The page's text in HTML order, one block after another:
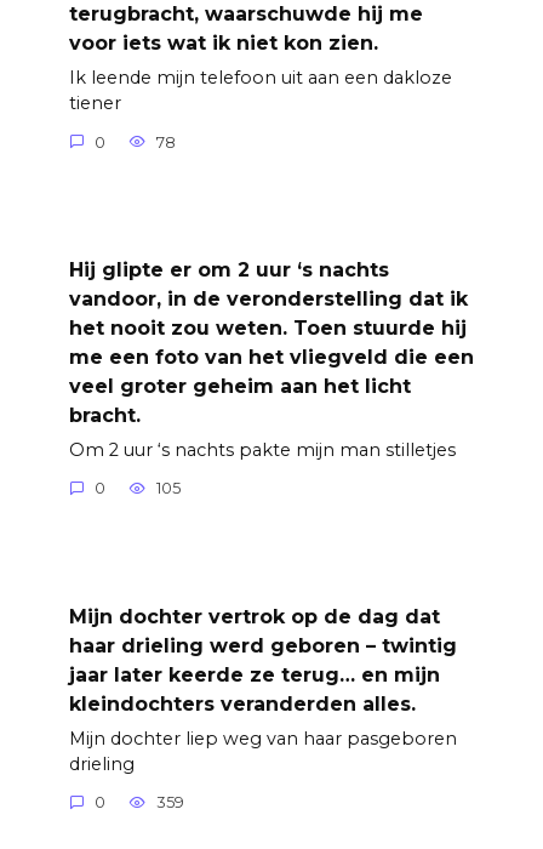
terugbracht, waarschuwde hij me
voor iets wat ik niet kon zien.
Ik leende mijn telefoon uit aan een dakloze
tiener
0 78
Hij glipte er om 2 uur ‘s nachts
vandoor, in de veronderstelling dat ik
het nooit zou weten. Toen stuurde hij
me een foto van het vliegveld die een
veel groter geheim aan het licht
bracht.
Om 2 uur ‘s nachts pakte mijn man stilletjes
0 105
Mijn dochter vertrok op de dag dat
haar drieling werd geboren – twintig
jaar later keerde ze terug… en mijn
kleindochters veranderden alles.
Mijn dochter liep weg van haar pasgeboren
drieling
0 359